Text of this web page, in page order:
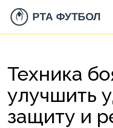
Техника
улучшить
защиту и